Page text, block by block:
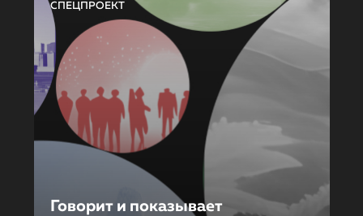
СПЕЦПРОЕКТ
Говорит и показывает